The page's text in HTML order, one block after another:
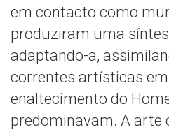
em contacto como
produziram uma
adaptando-a,
correntes artísticas
enaltecimento do
predominavam. A arte